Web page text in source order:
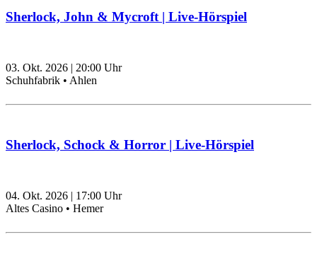
Sherlock, John & Mycroft | Live-Hörspiel
03. Okt. 2026 | 20:00 Uhr
Schuhfabrik • Ahlen
Sherlock, Schock & Horror | Live-Hörspiel
04. Okt. 2026 | 17:00 Uhr
Altes Casino • Hemer